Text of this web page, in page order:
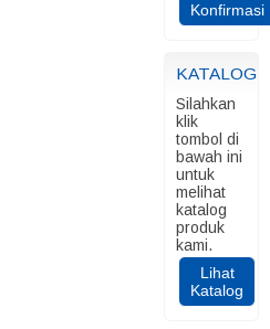
Konfirmasi
KATALOG
Silahkan
klik
tombol di
bawah ini
untuk
melihat
katalog
produk
kami.
Lihat
Katalog